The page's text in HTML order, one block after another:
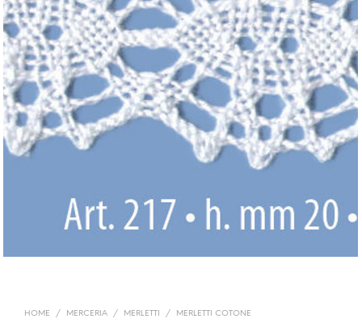
HOME / MERCERIA / MERLETTI / MERLETTI COTONE